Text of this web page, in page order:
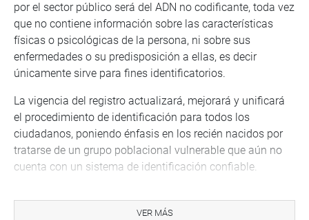
por el sector público será del ADN no codificante, toda vez
que no contiene información sobre las características
físicas o psicológicas de la persona, ni sobre sus
enfermedades o su predisposición a ellas, es decir
únicamente sirve para fines identificatorios.
La vigencia del registro actualizará, mejorará y unificará
el procedimiento de identificación para todos los
ciudadanos, poniendo énfasis en los recién nacidos por
tratarse de un grupo poblacional vulnerable que aún no
cuenta con un sistema de identificación confiable.
desaparecidas, cadáveres y NN. Colaboraría en la
VER MÁS